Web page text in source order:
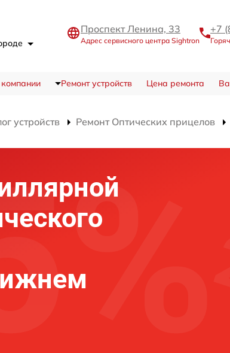
Проспект Ленина, 33
Адрес сервисного центра Sightron
+7
Ремонт устройств Цена ремонта
устройств Ремонт Оптических прицелов